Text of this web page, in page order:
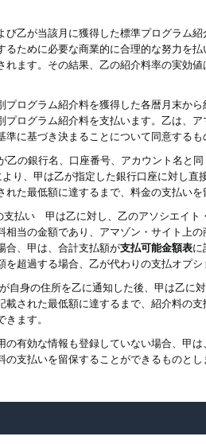
乙が当該月に獲得した標準プログラム
ために必要な商業的に合理的な努力を
れます。その結果、乙の紹介料率の実
ログラム紹介料を獲得した各暦月末か
ログラム紹介料を支払います。乙は、
に基づき決まることについて同意するも
の銀行名、口座番号、アカウント名と同
り、甲は乙が指定した銀行口座に対し
れた最低額に達するまで、料金の支払いを
払い 甲は乙に対し、乙のアソシエイト
当の金額であり、アマゾン・サイト上
合、甲は、合計支払額が支払可能金額表に
超過する場合、乙が代わりの支払オプ
身の住所を乙に通知した後、甲は乙に
載された最低額に達するまで、紹介料の
ます。
有効な情報も登録していない場合、甲
支払いを留保することができるものとし